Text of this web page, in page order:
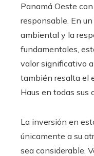
Panamá Oeste
responsable. En
ambiental y la
fundamentales,
valor significativo
también resalta el
Haus en todas sus
La inversión en
únicamente a su
sea considerable.